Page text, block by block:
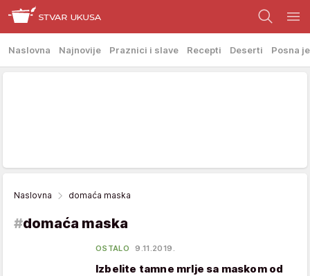
Naslovna Najnovije Praznici i slave Recepti Deserti Posna
Naslovna domaća maska
#domaća maska
OSTALO 9.11.2019.
Izbelite tamne mrlje sa maskom od